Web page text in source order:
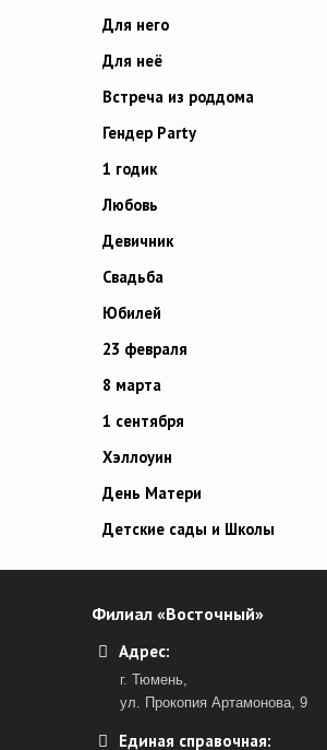
Для него
Для неё
Встреча из роддома
Гендер Party
1 годик
Любовь
Девичник
Свадьба
Юбилей
23 февраля
8 марта
1 сентября
Хэллоуин
День Матери
Детские сады и Школы
Филиал «Восточный»
Адрес:
г. Тюмень,
ул. Прокопия Артамонова, 9
Единая справочная: